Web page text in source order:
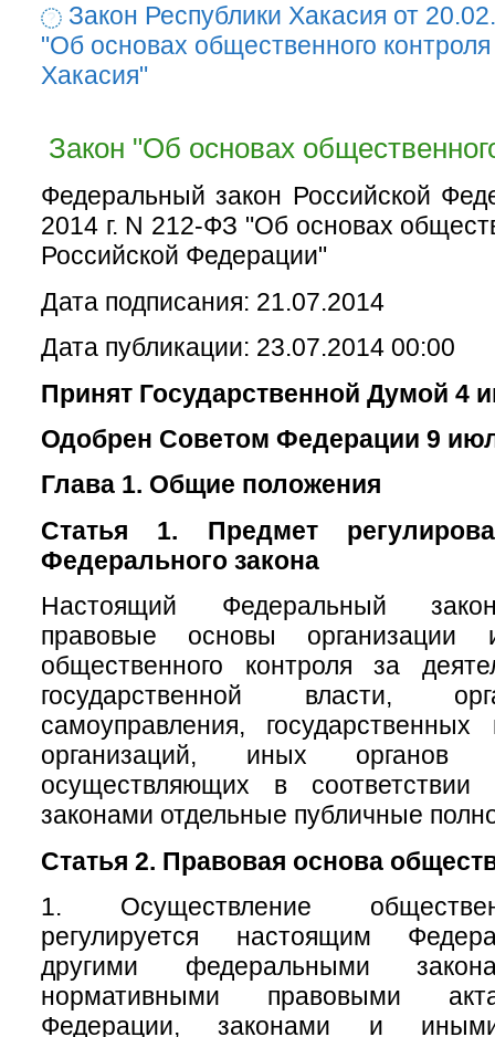
Закон Республики Хакасия от
"Об основах общественного
Хакасия"
Закон "Об основах
Федеральный закон Российской
2014 г. N 212-ФЗ "Об основах
Российской Федерации"
Дата подписания: 21.07.2014
Дата публикации: 23.07.2014 00:00
Принят Государственной Думой 4
Одобрен Советом Федерации 9
Глава 1. Общие положения
Статья 1. Предмет
Федерального закона
Настоящий Федеральный
правовые основы организации
общественного контроля за
государственной власти,
самоуправления,
организаций, иных органов
осуществляющих в
законами отдельные публичные
Статья 2. Правовая основа
1. Осуществление
регулируется настоящим
другими федеральными
нормативными правовыми
Федерации, законами и